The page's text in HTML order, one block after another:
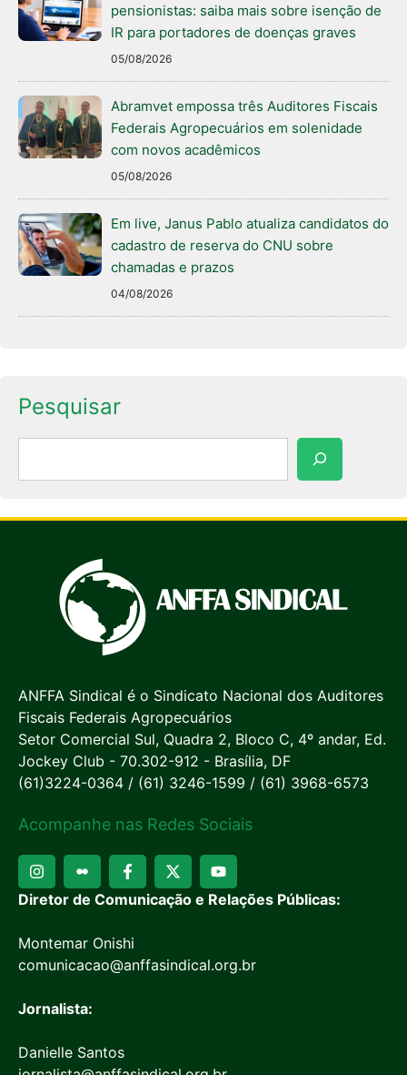
pensionistas: saiba mais sobre isenção de
IR para portadores de doenças graves
05/08/2026
Abramvet empossa três Auditores Fiscais
Federais Agropecuários em solenidade
com novos acadêmicos
05/08/2026
Em live, Janus Pablo atualiza candidatos do
cadastro de reserva do CNU sobre
chamadas e prazos
04/08/2026
Pesquisar
ANFFA Sindical é o Sindicato Nacional dos Auditores
Fiscais Federais Agropecuários
Setor Comercial Sul, Quadra 2, Bloco C, 4º andar, Ed.
Jockey Club - 70.302-912 - Brasília, DF
(61)3224-0364 / (61) 3246-1599 / (61) 3968-6573
Acompanhe nas Redes Sociais
Diretor de Comunicação e Relações Públicas:
Montemar Onishi
comunicacao@anffasindical.org.br
Jornalista:
Danielle Santos